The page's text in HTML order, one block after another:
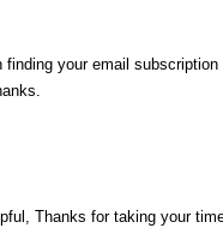
your email
Thanks for taking your